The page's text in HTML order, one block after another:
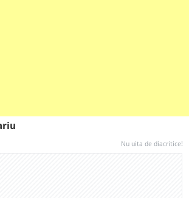
Nu uita de diacritice!